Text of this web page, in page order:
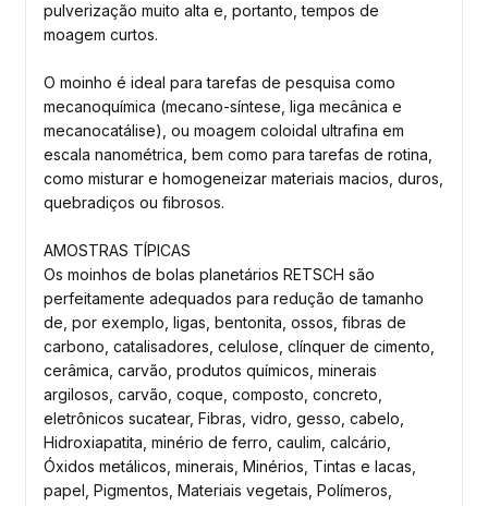
pulverização muito alta e, portanto, tempos de
moagem curtos.
O moinho é ideal para tarefas de pesquisa como
mecanoquímica (mecano-síntese, liga mecânica e
mecanocatálise), ou moagem coloidal ultrafina em
escala nanométrica, bem como para tarefas de rotina,
como misturar e homogeneizar materiais macios, duros,
quebradiços ou fibrosos.
AMOSTRAS TÍPICAS
Os moinhos de bolas planetários RETSCH são
perfeitamente adequados para redução de tamanho
de, por exemplo, ligas, bentonita, ossos, fibras de
carbono, catalisadores, celulose, clínquer de cimento,
cerâmica, carvão, produtos químicos, minerais
argilosos, carvão, coque, composto, concreto,
eletrônicos sucatear, Fibras, vidro, gesso, cabelo,
Hidroxiapatita, minério de ferro, caulim, calcário,
Óxidos metálicos, minerais, Minérios, Tintas e lacas,
papel, Pigmentos, Materiais vegetais, Polímeros,